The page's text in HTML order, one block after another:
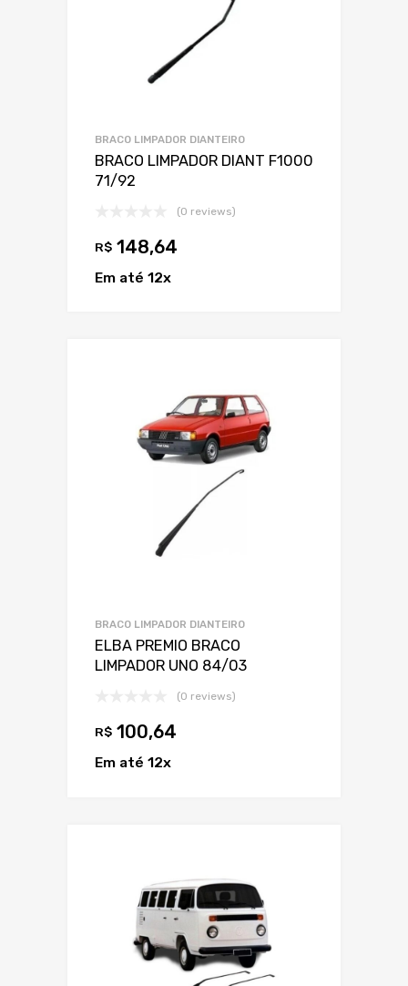
BRACO LIMPADOR DIANTEIRO
BRACO LIMPADOR DIANT F1000
71/92
(0 reviews)
R$ 148,64
Em até 12x
BRACO LIMPADOR DIANTEIRO
ELBA PREMIO BRACO
LIMPADOR UNO 84/03
(0 reviews)
R$ 100,64
Em até 12x